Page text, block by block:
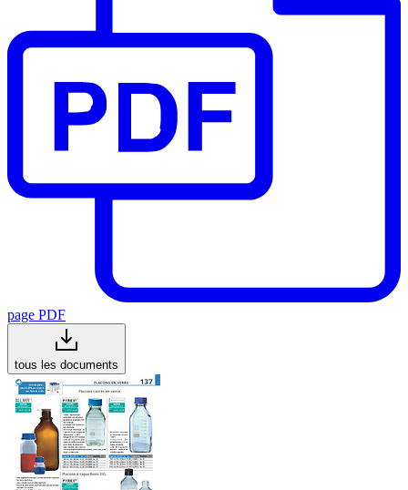
page PDF
tous les documents